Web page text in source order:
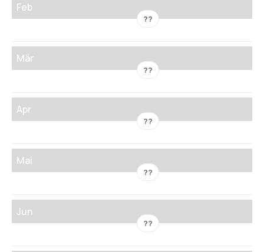
Feb
??
Mär
??
Apr
??
Mai
??
Jun
??